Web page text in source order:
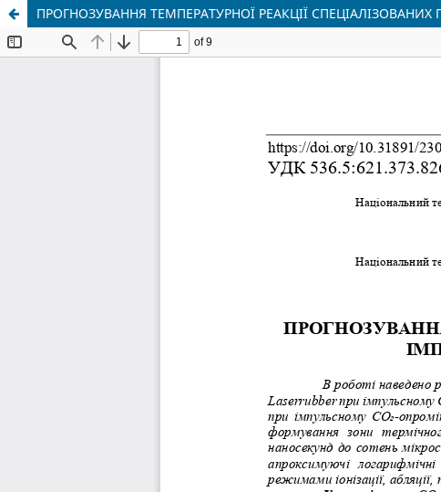
ПРОГНОЗУВАННЯ ТЕМПЕРАТУРНОЇ РЕАКЦІЇ